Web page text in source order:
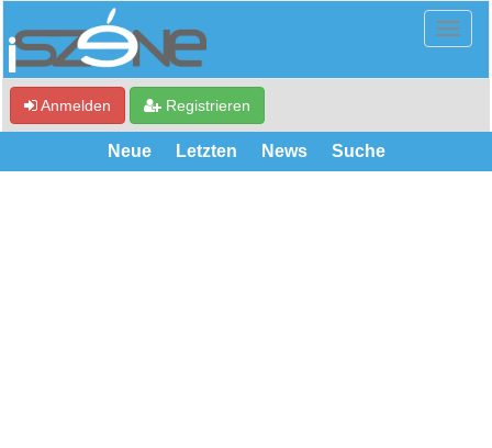
Anmelden Registrieren
Neue Letzten News Suche